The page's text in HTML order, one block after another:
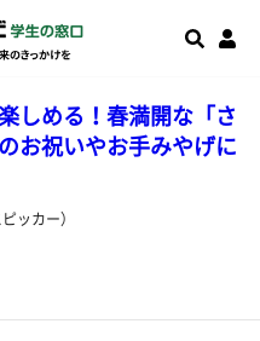
しめる！春満開な「さ
お祝いやお手みやげに
ッカー）